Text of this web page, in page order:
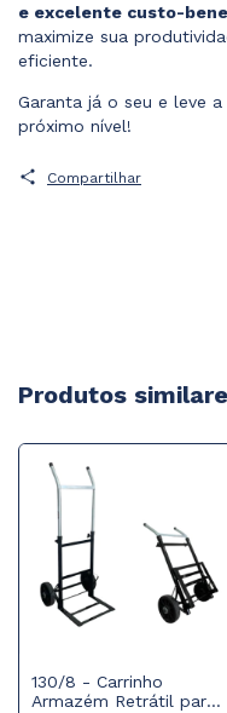
e excelente custo-
maximize sua
eficiente.
Garanta já o seu e leve
próximo nível!
Compartilhar
Produtos
130/8 - Carrinho
Armazém Retrátil para